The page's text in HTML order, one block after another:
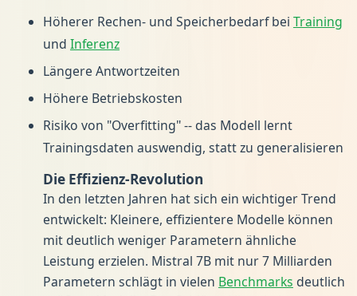
Höherer Rechen- und Speicherbedarf bei Training
und Inferenz
Längere Antwortzeiten
Höhere Betriebskosten
Risiko von "Overfitting" -- das Modell lernt
Trainingsdaten auswendig, statt zu generalisieren
Die Effizienz-Revolution
In den letzten Jahren hat sich ein wichtiger Trend
entwickelt: Kleinere, effizientere Modelle können
mit deutlich weniger Parametern ähnliche
Leistung erzielen. Mistral 7B mit nur 7 Milliarden
Parametern schlägt in vielen Benchmarks deutlich